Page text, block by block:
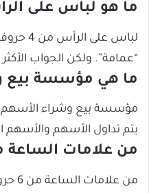
ما هو لباس على الرأس
لباس
“عمامة”. ولكن الجواب
ما هي مؤسسة بيع
مؤسسة بيع وشراء الأسهم
يتم تداول الأسهم والأسهم
من علامات الساعة من 6
من